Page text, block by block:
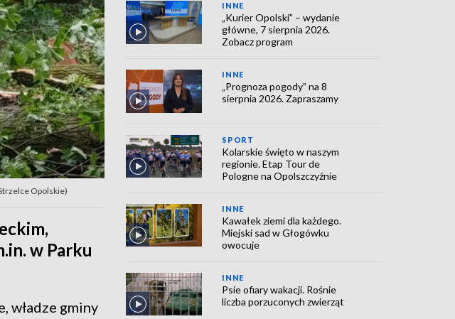
Opolskie)
w Parku
władze gminy
INNE
„Kurier Opolski” – wydanie
główne, 7 sierpnia 2026.
Zobacz program
INNE
„Prognoza pogody” na 8
sierpnia 2026. Zapraszamy
SPORT
Kolarskie święto w naszym
regionie. Etap Tour de
Pologne na Opolszczyźnie
INNE
Kawałek ziemi dla każdego.
Miejski sad w Głogówku
owocuje
INNE
Psie ofiary wakacji. Rośnie
liczba porzuconych zwierząt